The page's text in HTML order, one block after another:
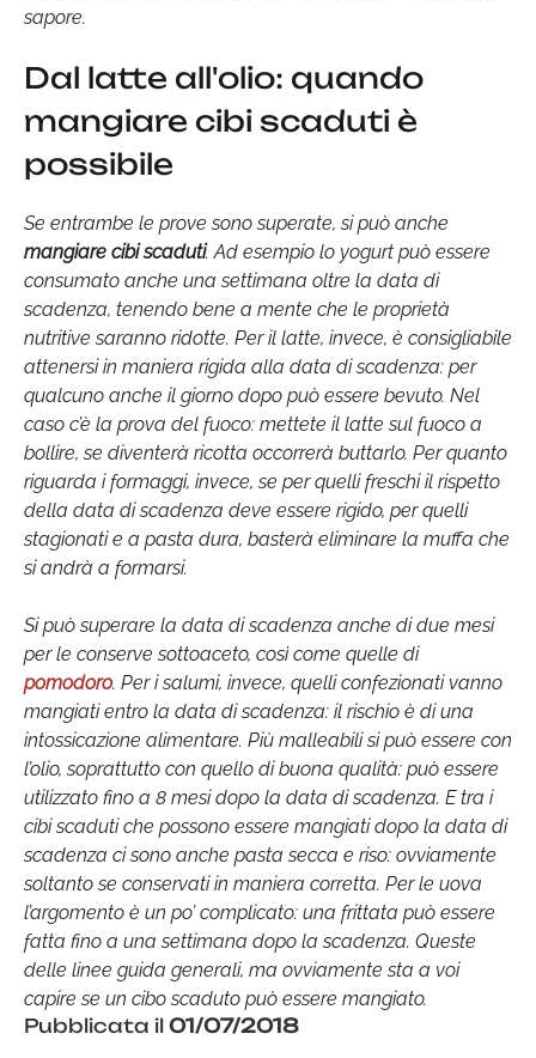
sapore.
Dal latte all'olio: quando
mangiare cibi scaduti è
possibile
Se entrambe le prove sono superate, si può anche
mangiare cibi scaduti. Ad esempio lo yogurt può essere
consumato anche una settimana oltre la data di
scadenza, tenendo bene a mente che le proprietà
nutritive saranno ridotte. Per il latte, invece, è consigliabile
attenersi in maniera rigida alla data di scadenza: per
qualcuno anche il giorno dopo può essere bevuto. Nel
caso c’è la prova del fuoco: mettete il latte sul fuoco a
bollire, se diventerà ricotta occorrerà buttarlo. Per quanto
riguarda i formaggi, invece, se per quelli freschi il rispetto
della data di scadenza deve essere rigido, per quelli
stagionati e a pasta dura, basterà eliminare la muffa che
si andrà a formarsi.
Si può superare la data di scadenza anche di due mesi
per le conserve sottoaceto, così come quelle di
pomodoro. Per i salumi, invece, quelli confezionati vanno
mangiati entro la data di scadenza: il rischio è di una
intossicazione alimentare. Più malleabili si può essere con
l’olio, soprattutto con quello di buona qualità: può essere
utilizzato fino a 8 mesi dopo la data di scadenza. E tra i
cibi scaduti che possono essere mangiati dopo la data di
scadenza ci sono anche pasta secca e riso: ovviamente
soltanto se conservati in maniera corretta. Per le uova
l’argomento è un po’ complicato: una frittata può essere
fatta fino a una settimana dopo la scadenza. Queste
delle linee guida generali, ma ovviamente sta a voi
capire se un cibo scaduto può essere mangiato.
Pubblicata il 01/07/2018